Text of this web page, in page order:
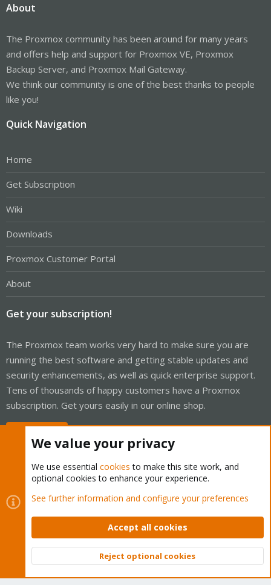
About
The Proxmox community has been around for many years
and offers help and support for Proxmox VE, Proxmox
Backup Server, and Proxmox Mail Gateway.
We think our community is one of the best thanks to people
like you!
Quick Navigation
Home
Get Subscription
Wiki
Downloads
Proxmox Customer Portal
About
Get your subscription!
The Proxmox team works very hard to make sure you are
running the best software and getting stable updates and
security enhancements, as well as quick enterprise support.
Tens of thousands of happy customers have a Proxmox
subscription. Get yours easily in our online shop.
Cookies
Proxmox Support Forum - Light Mode
Contact us
Terms and rules Privacy policy Help Home
Community platform by XenForo © 2010-2026 XenForo Ltd.
Top
We value your privacy
We use essential cookies to make this site work, and
optional cookies to enhance your experience.
See further information and configure your preferences
Accept all cookies
Reject optional cookies